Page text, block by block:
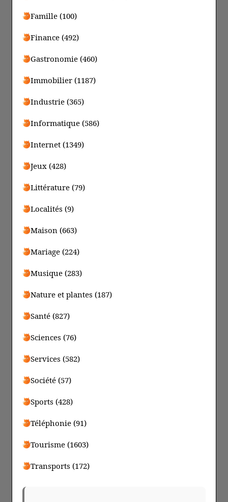
Famille (100)
Finance (492)
Gastronomie (460)
Immobilier (1187)
Industrie (365)
Informatique (586)
Internet (1349)
Jeux (428)
Littérature (79)
Localités (9)
Maison (663)
Mariage (224)
Musique (283)
Nature et plantes (187)
Santé (827)
Sciences (76)
Services (582)
Société (57)
Sports (428)
Téléphonie (91)
Tourisme (1603)
Transports (172)